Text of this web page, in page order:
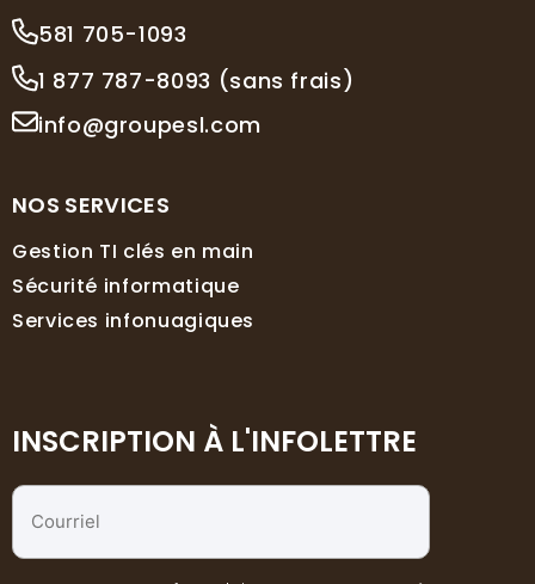
581 705-1093
1 877 787-8093 (sans frais)
info@groupesl.com
NOS SERVICES
Gestion TI clés en main
Sécurité informatique
Services infonuagiques
INSCRIPTION À L'INFOLETTRE
Courriel